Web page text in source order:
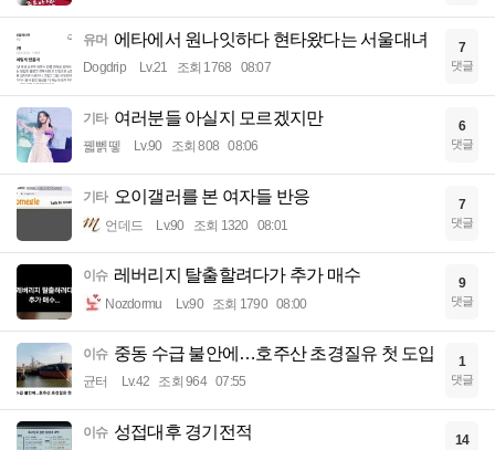
유머 에타에서 원나잇하다 현타왔다는 서울대녀
Dogdrip Lv.21 조회 1768 08:07
7
댓글
기타 여러분들 아실지 모르겠지만
꿻뻵뗗 Lv.90 조회 808 08:06
6
댓글
기타 오이갤러를 본 여자들 반응
언데드 Lv.90 조회 1320 08:01
7
댓글
이슈 레버리지 탈출할려다가 추가 매수
Nozdormu Lv.90 조회 1790 08:00
9
댓글
이슈 중동 수급 불안에…호주산 초경질유 첫 도입
균터 Lv.42 조회 964 07:55
1
댓글
이슈 성접대후 경기전적 14